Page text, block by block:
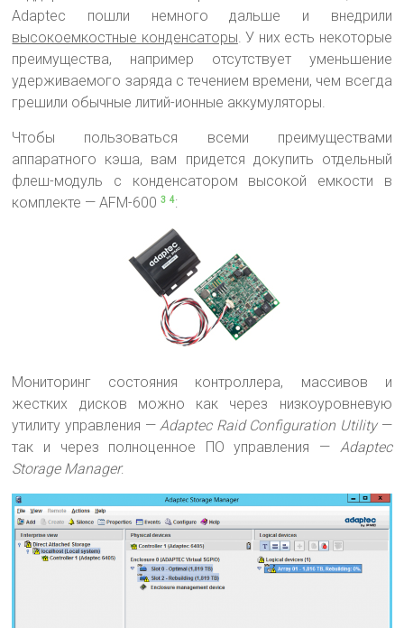
Adaptec пошли немного дальше и внедрили
высокоемкостные конденсаторы. У них есть некоторые
преимущества, например отсутствует уменьшение
удерживаемого заряда с течением времени, чем всегда
грешили обычные литий-ионные аккумуляторы.
Чтобы пользоваться всеми преимуществами
аппаратного кэша, вам придется докупить отдельный
флеш-модуль с конденсатором высокой емкости в
комплекте — AFM-600 3 4:
Мониторинг состояния контроллера, массивов и
жестких дисков можно как через низкоуровневую
утилиту управления —Adaptec Raid Configuration Utility—
так и через полноценное ПО управления — Adaptec
Storage Manager: